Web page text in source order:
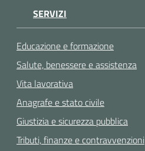
SERVIZI
Educazione e formazione
Salute, benessere e assistenza
Vita lavorativa
Anagrafe e stato civile
Giustizia e sicurezza pubblica
Tributi, finanze e contravvenzioni